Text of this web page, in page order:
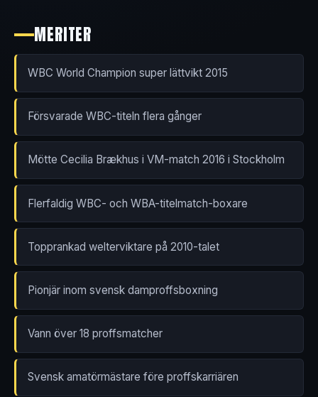
MERITER
WBC World Champion super lättvikt 2015
Försvarade WBC-titeln flera gånger
Mötte Cecilia Brækhus i VM-match 2016 i Stockholm
Flerfaldig WBC- och WBA-titelmatch-boxare
Topprankad welterviktare på 2010-talet
Pionjär inom svensk damproffsboxning
Vann över 18 proffsmatcher
Svensk amatörmästare före proffskarriären